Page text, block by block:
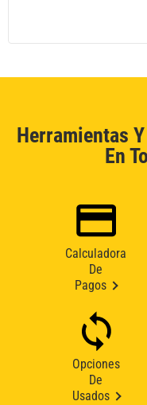
Herramientas
En
Calculadora
De
Pagos
Opciones
De
Usados